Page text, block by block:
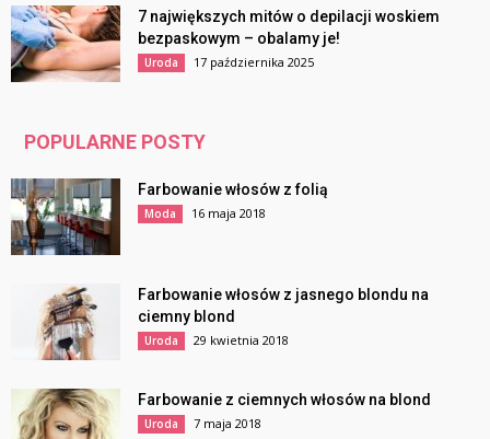
7 największych mitów o depilacji woskiem
bezpaskowym – obalamy je!
Uroda 17 października 2025
POPULARNE POSTY
Farbowanie włosów z folią
Moda 16 maja 2018
Farbowanie włosów z jasnego blondu na
ciemny blond
Uroda 29 kwietnia 2018
Farbowanie z ciemnych włosów na blond
Uroda 7 maja 2018